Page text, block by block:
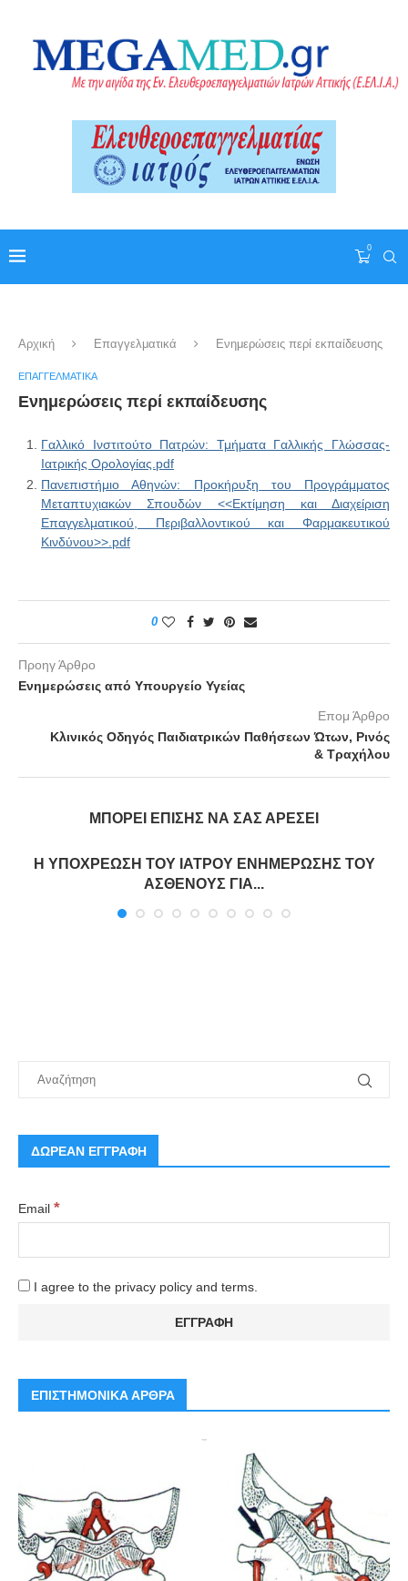
0
Αρχική Επαγγελματικά Eνημερώσεις περί εκπαίδευσης
ΕΠΑΓΓΕΛΜΑΤΙΚΆ
Eνημερώσεις περί εκπαίδευσης
Γαλλικό Ινστιτούτο Πατρών: Τμήματα Γαλλικής Γλώσσας-
Ιατρικής Ορολογίας.pdf
Πανεπιστήμιο Αθηνών: Προκήρυξη του Προγράμματος
Μεταπτυχιακών Σπουδών <<Εκτίμηση και Διαχείριση
Επαγγελματικού, Περιβαλλοντικού και Φαρμακευτικού
Κινδύνου>>.pdf
0
Προηγ Άρθρο
Ενημερώσεις από Υπουργείο Υγείας
Επομ Άρθρο
Κλινικός Οδηγός Παιδιατρικών Παθήσεων Ώτων, Ρινός
& Τραχήλου
ΜΠΟΡΕΊ ΕΠΊΣΗΣ ΝΑ ΣΑΣ ΑΡΈΣΕΙ
Η ΥΠΟΧΡΕΩΣΗ ΤΟΥ ΙΑΤΡΟΥ ΕΝΗΜΕΡΩΣΗΣ ΤΟΥ
ΑΣΘΕΝΟΥΣ ΓΙΑ...
ΔΩΡΕΑΝ ΕΓΓΡΑΦΗ
Email *
I agree to the privacy policy and terms.
ΕΠΙΣΤΗΜΟΝΙΚΑ ΑΡΘΡΑ